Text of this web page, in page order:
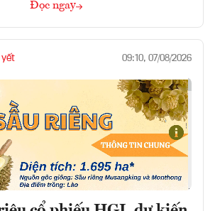
Đọc ngay
yết 09:10, 07/08/2026